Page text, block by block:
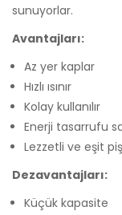
sunuyorlar.
Avantajları:
Az yer kaplar
Hızlı ısınır
Kolay kullanılır
Enerji tasarrufu
Lezzetli ve eşit
Dezavantajları:
Küçük kapasite